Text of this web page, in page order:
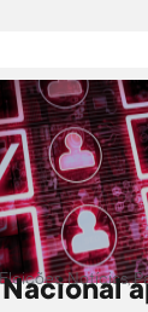
Eleições,Notícias,